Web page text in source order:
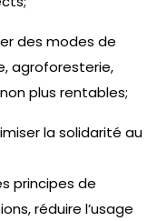
des modes de
agroforesterie,
plus rentables;
la solidarité au
principes de
réduire l’usage